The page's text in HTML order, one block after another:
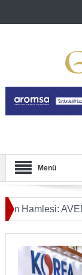
Menü
AVEME
Dönüşümü Başladı